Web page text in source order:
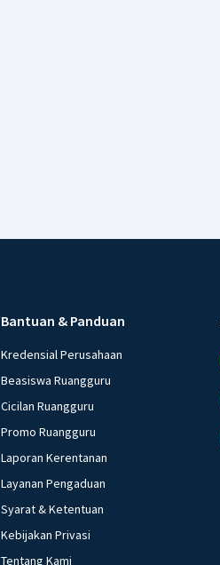
Bantuan & Panduan
Kredensial Perusahaan
Beasiswa Ruangguru
Cicilan Ruangguru
Promo Ruangguru
Laporan Kerentanan
Layanan Pengaduan
Syarat & Ketentuan
Kebijakan Privasi
Tentang Kami